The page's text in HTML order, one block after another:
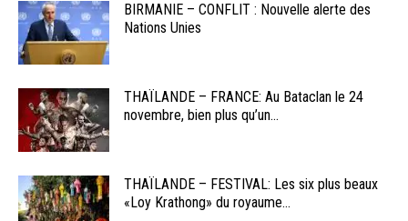
BIRMANIE – CONFLIT : Nouvelle alerte des
Nations Unies
THAÏLANDE – FRANCE: Au Bataclan le 24
novembre, bien plus qu’un...
THAÏLANDE – FESTIVAL: Les six plus beaux
«Loy Krathong» du royaume...